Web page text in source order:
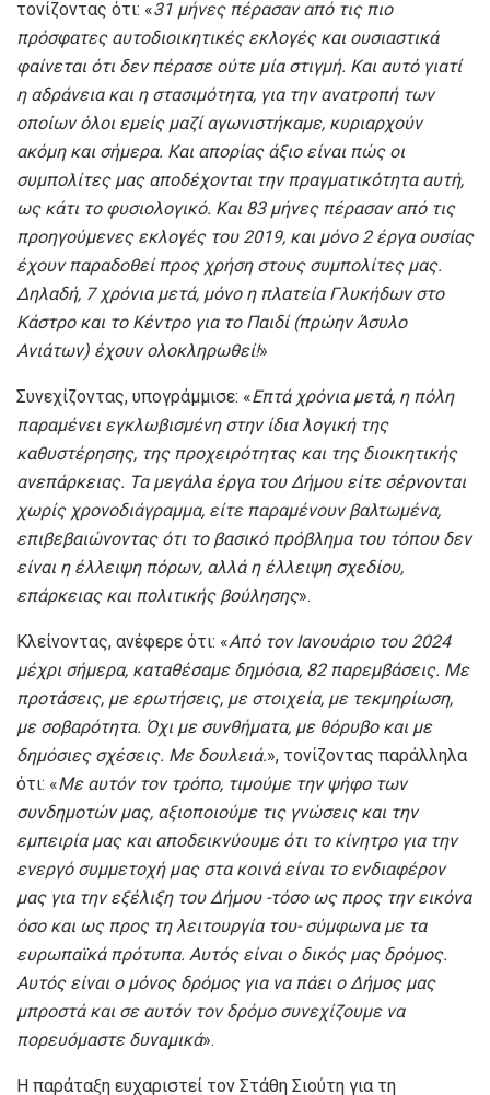
τονίζοντας ότι: «31 μήνες πέρασαν από τις πιο
πρόσφατες αυτοδιοικητικές εκλογές και ουσιαστικά
φαίνεται ότι δεν πέρασε ούτε μία στιγμή. Και αυτό γιατί
η αδράνεια και η στασιμότητα, για την ανατροπή των
οποίων όλοι εμείς μαζί αγωνιστήκαμε, κυριαρχούν
ακόμη και σήμερα. Και απορίας άξιο είναι πώς οι
συμπολίτες μας αποδέχονται την πραγματικότητα αυτή,
ως κάτι το φυσιολογικό. Και 83 μήνες πέρασαν από τις
προηγούμενες εκλογές του 2019, και μόνο 2 έργα ουσίας
έχουν παραδοθεί προς χρήση στους συμπολίτες μας.
Δηλαδή, 7 χρόνια μετά, μόνο η πλατεία Γλυκήδων στο
Κάστρο και το Κέντρο για το Παιδί (πρώην Άσυλο
Ανιάτων) έχουν ολοκληρωθεί!»
Συνεχίζοντας, υπογράμμισε: «Επτά χρόνια μετά, η πόλη
παραμένει εγκλωβισμένη στην ίδια λογική της
καθυστέρησης, της προχειρότητας και της διοικητικής
ανεπάρκειας. Τα μεγάλα έργα του Δήμου είτε σέρνονται
χωρίς χρονοδιάγραμμα, είτε παραμένουν βαλτωμένα,
επιβεβαιώνοντας ότι το βασικό πρόβλημα του τόπου δεν
είναι η έλλειψη πόρων, αλλά η έλλειψη σχεδίου,
επάρκειας και πολιτικής βούλησης».
Κλείνοντας, ανέφερε ότι: «Από τον Ιανουάριο του 2024
μέχρι σήμερα, καταθέσαμε δημόσια, 82 παρεμβάσεις. Με
προτάσεις, με ερωτήσεις, με στοιχεία, με τεκμηρίωση,
με σοβαρότητα. Όχι με συνθήματα, με θόρυβο και με
δημόσιες σχέσεις. Με δουλειά.», τονίζοντας παράλληλα
ότι: «Με αυτόν τον τρόπο, τιμούμε την ψήφο των
συνδημοτών μας, αξιοποιούμε τις γνώσεις και την
εμπειρία μας και αποδεικνύουμε ότι το κίνητρο για την
ενεργό συμμετοχή μας στα κοινά είναι το ενδιαφέρον
μας για την εξέλιξη του Δήμου -τόσο ως προς την εικόνα
όσο και ως προς τη λειτουργία του- σύμφωνα με τα
ευρωπαϊκά πρότυπα. Αυτός είναι ο δικός μας δρόμος.
Αυτός είναι ο μόνος δρόμος για να πάει ο Δήμος μας
μπροστά και σε αυτόν τον δρόμο συνεχίζουμε να
πορευόμαστε δυναμικά».
Η παράταξη ευχαριστεί τον Στάθη Σιούτη για τη